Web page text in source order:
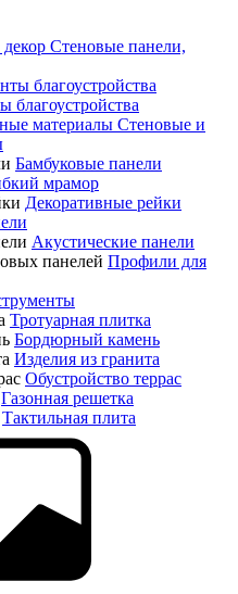
Стеновые панели,
благоустройства
Стеновые и
Бамбуковые панели
мрамор
Декоративные рейки
Акустические панели
Профили для
Тротуарная плитка
Бордюрный камень
Изделия из гранита
Обустройство террас
Газонная решетка
Тактильная плита